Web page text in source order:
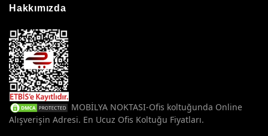
Hakkımızda
MOBİLYA NOKTASI-Ofis koltuğunda Online
Alışverişin Adresi. En Ucuz Ofis Koltuğu Fiyatları.